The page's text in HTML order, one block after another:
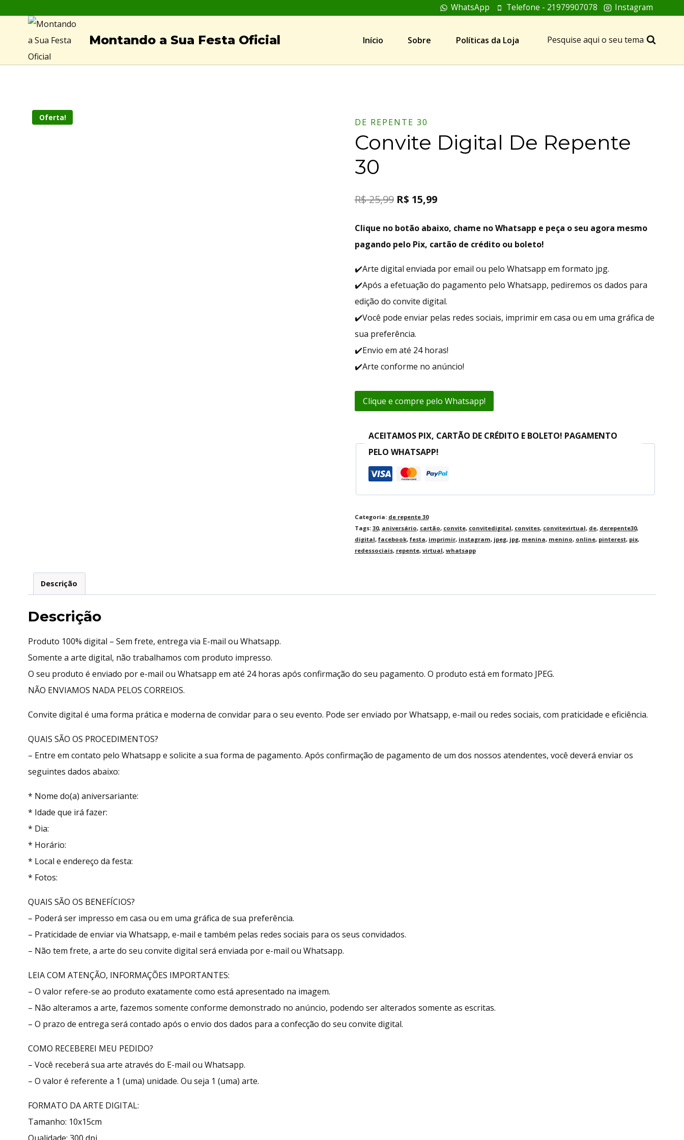
content
WhatsApp Telefone - 21979907078 Instagram
Montando a Sua Festa Oficial Início Sobre Políticas da Loja Pesquise aqui o seu tema
Oferta! DE REPENTE 30
Convite Digital De Repente
30
R$25,99 R$ 15,99
Clique no botão abaixo, chame no Whatsapp e peça o seu agora mesmo
pagando pelo Pix, cartão de crédito ou boleto!
✔️Arte digital enviada por email ou pelo Whatsapp em formato jpg.
✔️Após a efetuação do pagamento pelo Whatsapp, pediremos os dados para
edição do convite digital.
✔️Você pode enviar pelas redes sociais, imprimir em casa ou em uma gráfica de
sua preferência.
✔️Envio em até 24 horas!
✔️Arte conforme no anúncio!
Clique e compre pelo Whatsapp!
ACEITAMOS PIX, CARTÃO DE CRÉDITO E BOLETO! PAGAMENTO
PELO WHATSAPP!
Categoria: de repente 30
Tags: 30, aniversário, cartão, convite, convitedigital, convites, convitevirtual, de, derepente30,
digital, facebook, festa, imprimir, instagram, jpeg, jpg, menina, menino, online, pinterest, pix,
redessociais, repente, virtual, whatsapp
Descrição
Descrição
Produto 100% digital – Sem frete, entrega via E-mail ou Whatsapp.
Somente a arte digital, não trabalhamos com produto impresso.
O seu produto é enviado por e-mail ou Whatsapp em até 24 horas após confirmação do seu pagamento. O produto está em formato JPEG.
NÃO ENVIAMOS NADA PELOS CORREIOS.
Convite digital é uma forma prática e moderna de convidar para o seu evento. Pode ser enviado por Whatsapp, e-mail ou redes sociais, com praticidade e eficiência.
QUAIS SÃO OS PROCEDIMENTOS?
– Entre em contato pelo Whatsapp e solicite a sua forma de pagamento. Após confirmação de pagamento de um dos nossos atendentes, você deverá enviar os
seguintes dados abaixo:
* Nome do(a) aniversariante:
* Idade que irá fazer:
* Dia:
* Horário:
* Local e endereço da festa:
* Fotos:
QUAIS SÃO OS BENEFÍCIOS?
– Poderá ser impresso em casa ou em uma gráfica de sua preferência.
– Praticidade de enviar via Whatsapp, e-mail e também pelas redes sociais para os seus convidados.
– Não tem frete, a arte do seu convite digital será enviada por e-mail ou Whatsapp.
LEIA COM ATENÇÃO, INFORMAÇÕES IMPORTANTES:
– O valor refere-se ao produto exatamente como está apresentado na imagem.
– Não alteramos a arte, fazemos somente conforme demonstrado no anúncio, podendo ser alterados somente as escritas.
– O prazo de entrega será contado após o envio dos dados para a confecção do seu convite digital.
COMO RECEBEREI MEU PEDIDO?
– Você receberá sua arte através do E-mail ou Whatsapp.
– O valor é referente a 1 (uma) unidade. Ou seja 1 (uma) arte.
FORMATO DA ARTE DIGITAL:
Tamanho: 10x15cm